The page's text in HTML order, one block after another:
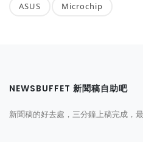
ASUS Microchip
NEWSBUFFET 新聞稿自助吧
新聞稿的好去處，三分鐘上稿完成，